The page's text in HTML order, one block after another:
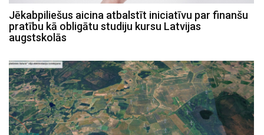
Jēkabpiliešus aicina atbalstīt iniciatīvu par finanšu
pratību kā obligātu studiju kursu Latvijas
augstskolās